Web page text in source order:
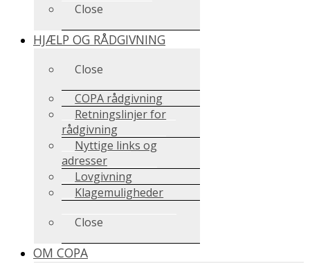
Close
HJÆLP OG RÅDGIVNING
Close
COPA rådgivning
Retningslinjer for
rådgivning
Nyttige links og
adresser
Lovgivning
Klagemuligheder
Close
OM COPA